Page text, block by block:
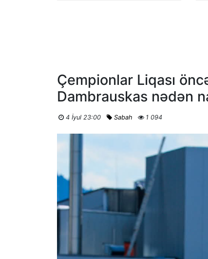
Çempionlar Liqası
Dambrauskas nədən
4 İyul 23:00 Sabah 1 094